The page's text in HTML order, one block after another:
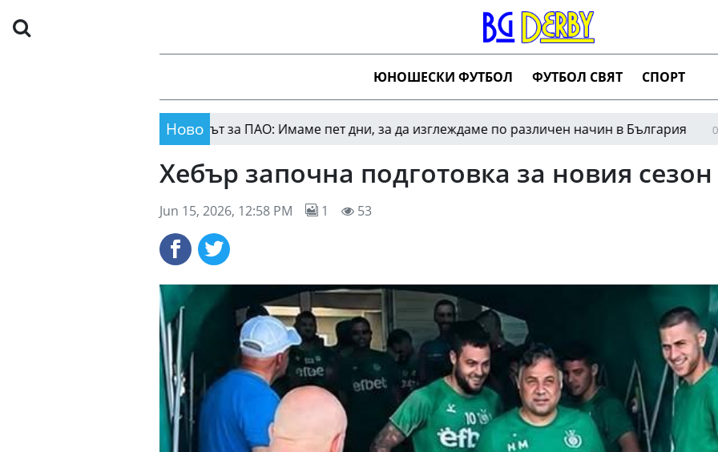
ЮНОШЕСКИ ФУТБОЛ ФУТБОЛ СВЯТ СПОРТ
Ново
Голмайсторът за ПАО: Имаме пет дни, за да изглеждаме по различен начин в България 03:01
Хебър започна подготовка за новия сезон
Jun 15, 2026, 12:58 PM 1 53